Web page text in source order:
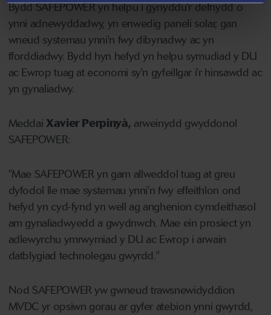
Bydd SAFEPOWER yn helpu i gynyddu'r defnydd o
ynni adnewyddadwy, yn enwedig paneli solar, gan
wneud systemau ynni'n fwy dibynadwy ac yn
fforddiadwy. Bydd hyn hefyd yn helpu symudiad y DU
ac Ewrop tuag at economi sy'n gyfeillgar i'r hinsawdd ac
yn gynaliadwy.
Meddai Xavier Perpinyà, arweinydd gwyddonol
SAFEPOWER:
"Mae SAFEPOWER yn gam allweddol tuag at greu
dyfodol lle mae systemau ynni'n fwy effeithlon ond
hefyd yn cyd-fynd yn well ag anghenion cymdeithasol
am gynaliadwyedd a gwydnwch. Mae ein prosiect yn
adlewyrchu ymrwymiad y DU ac Ewrop i arwain
datblygiad technolegau gwyrdd."
Nod SAFEPOWER yw gwneud trawsnewidyddion
MVDC yr opsiwn gorau ar gyfer atebion ynni gwyrdd,